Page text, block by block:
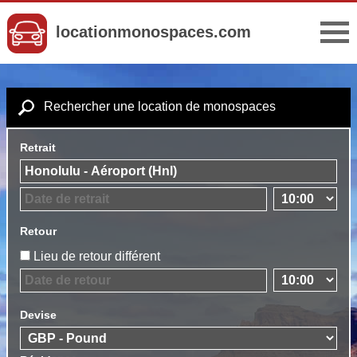
locationmonospaces.com
Rechercher une location de monospaces
Retrait
Retour
Lieu de retour différent
Devise